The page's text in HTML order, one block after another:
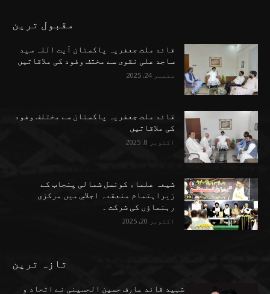
مقبول ترین
قائد ملت جعفریہ پاکستان آیت اللہ سید
ساجد علی نقوی سے مختف وفود کی ملاقاتیں
ستمبر 24, 2025
قائد ملت جعفریہ پاکستان سے مختلف وفود
کی ملاقاتیں
اکتوبر 8, 2025
شیعہ علماء کونسل شمالی پنجاب کے
زیراہتمام منعقدہ اجلاسِ میں مرکزی
رہنماؤں کی شرکت ۔
اکتوبر 20, 2025
تازہ ترین
شہید قائد عارف حسین الحسینی نے اتحاد و